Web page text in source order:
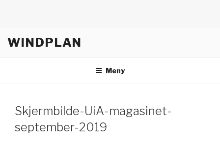
WINDPLAN
Meny
Skjermbilde-UiA-magasinet-
september-2019